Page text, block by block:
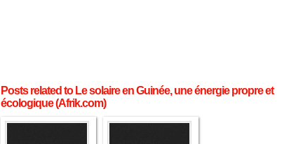
Posts related to Le solaire en Guinée, une énergie propre et
écologique (Afrik.com)